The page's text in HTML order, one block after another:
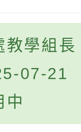
教學組長
07-21
中